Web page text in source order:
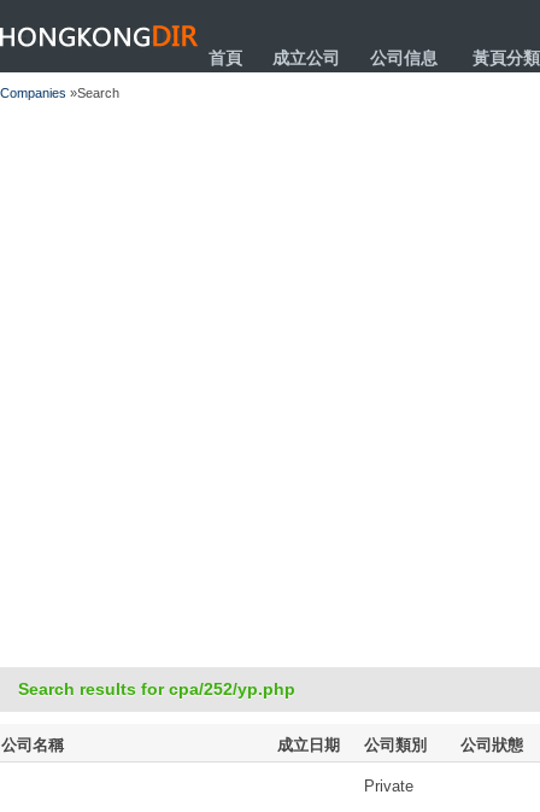
HONGKONGDIR
首頁 成立公司 公司信息 黃頁分類
Companies »Search
Search results for cpa/252/yp.php
公司名稱 成立日期 公司類別 公司狀態
Private